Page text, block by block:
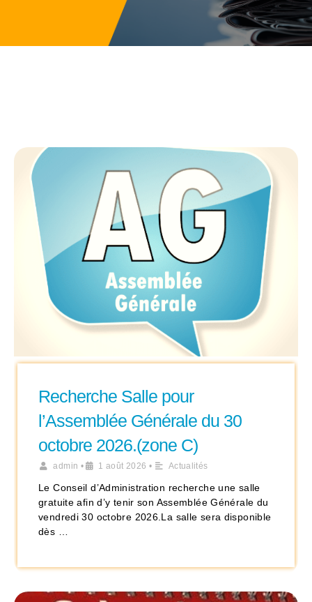
Recherche Salle pour
l’Assemblée Générale du 30
octobre 2026.(zone C)
admin • 1 août 2026 • Actualités
Le Conseil d’Administration recherche une salle
gratuite afin d’y tenir son Assemblée Générale du
vendredi 30 octobre 2026.La salle sera disponible
dès …